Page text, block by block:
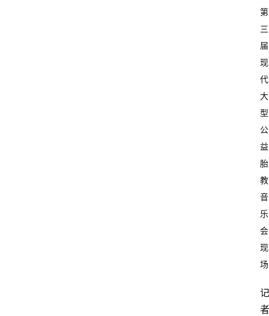
第
三
届
现
代
大
型
公
益
胎
教
音
乐
会
现
场
记
者